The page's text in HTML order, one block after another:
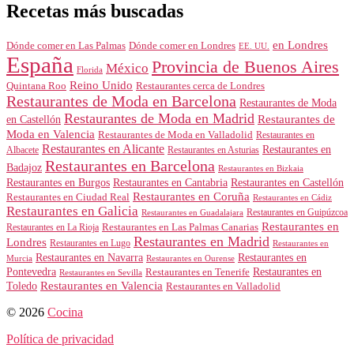
Recetas más buscadas
Dónde comer en Las Palmas Dónde comer en Londres EE. UU. en Londres
España Florida México Provincia de Buenos Aires
Quintana Roo Reino Unido Restaurantes cerca de Londres
Restaurantes de Moda en Barcelona Restaurantes de Moda
en Castellón Restaurantes de Moda en Madrid Restaurantes de
Moda en Valencia Restaurantes de Moda en Valladolid Restaurantes en
Albacete Restaurantes en Alicante Restaurantes en Asturias Restaurantes en
Badajoz Restaurantes en Barcelona Restaurantes en Bizkaia
Restaurantes en Burgos Restaurantes en Cantabria Restaurantes en Castellón
Restaurantes en Ciudad Real Restaurantes en Coruña Restaurantes en Cádiz
Restaurantes en Galicia Restaurantes en Guadalajara Restaurantes en Guipúzcoa
Restaurantes en La Rioja Restaurantes en Las Palmas Canarias Restaurantes en
Londres Restaurantes en Lugo Restaurantes en Madrid Restaurantes en
Murcia Restaurantes en Navarra Restaurantes en Ourense Restaurantes en
Pontevedra Restaurantes en Sevilla Restaurantes en Tenerife Restaurantes en
Toledo Restaurantes en Valencia Restaurantes en Valladolid
© 2026 Cocina
Política de privacidad